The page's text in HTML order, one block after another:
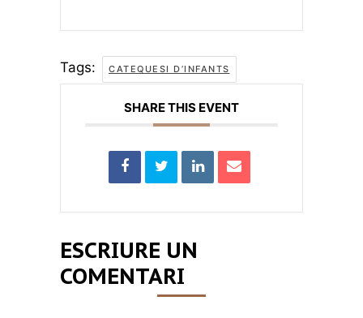
Tags: CATEQUESI D’INFANTS
SHARE THIS EVENT
ESCRIURE UN
COMENTARI